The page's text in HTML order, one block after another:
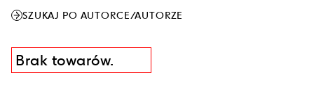
SZUKAJ PO AUTORCE/AUTORZE
Brak towarów.